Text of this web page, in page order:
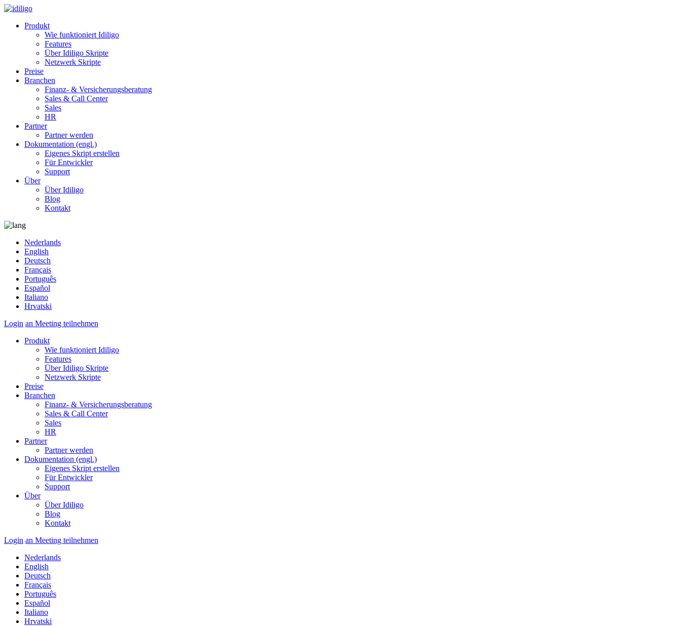
Produkt
Wie funktioniert Idiligo
Features
Über Idiligo Skripte
Netzwerk Skripte
Preise
Branchen
Finanz- & Versicherungsberatung
Sales & Call Center
Sales
HR
Partner
Partner werden
Dokumentation (engl.)
Eigenes Skript erstellen
Für Entwickler
Support
Über
Über Idiligo
Blog
Kontakt
Nederlands
English
Deutsch
Français
Português
Español
Italiano
Hrvatski
Login an Meeting teilnehmen
Produkt
Wie funktioniert Idiligo
Features
Über Idiligo Skripte
Netzwerk Skripte
Preise
Branchen
Finanz- & Versicherungsberatung
Sales & Call Center
Sales
HR
Partner
Partner werden
Dokumentation (engl.)
Eigenes Skript erstellen
Für Entwickler
Support
Über
Über Idiligo
Blog
Kontakt
Login an Meeting teilnehmen
Nederlands
English
Deutsch
Français
Português
Español
Italiano
Hrvatski